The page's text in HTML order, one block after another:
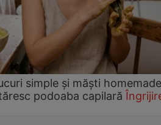
simple și măști homemade
podoaba capilară